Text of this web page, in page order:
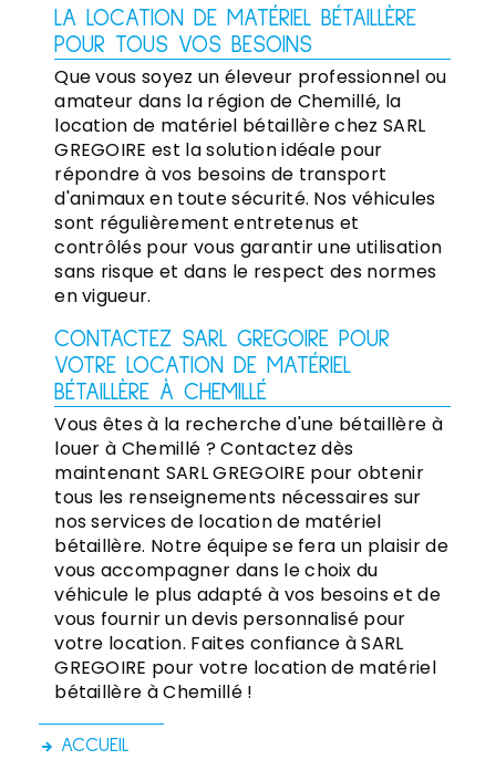
LA LOCATION DE MATÉRIEL BÉTAILLÈRE
POUR TOUS VOS BESOINS
Que vous soyez un éleveur professionnel ou
amateur dans la région de Chemillé, la
location de matériel bétaillère chez SARL
GREGOIRE est la solution idéale pour
répondre à vos besoins de transport
d'animaux en toute sécurité. Nos véhicules
sont régulièrement entretenus et
contrôlés pour vous garantir une utilisation
sans risque et dans le respect des normes
en vigueur.
CONTACTEZ SARL GREGOIRE POUR
VOTRE LOCATION DE MATÉRIEL
BÉTAILLÈRE À CHEMILLÉ
Vous êtes à la recherche d'une bétaillère à
louer à Chemillé ? Contactez dès
maintenant SARL GREGOIRE pour obtenir
tous les renseignements nécessaires sur
nos services de location de matériel
bétaillère. Notre équipe se fera un plaisir de
vous accompagner dans le choix du
véhicule le plus adapté à vos besoins et de
vous fournir un devis personnalisé pour
votre location. Faites confiance à SARL
GREGOIRE pour votre location de matériel
bétaillère à Chemillé !
ACCUEIL